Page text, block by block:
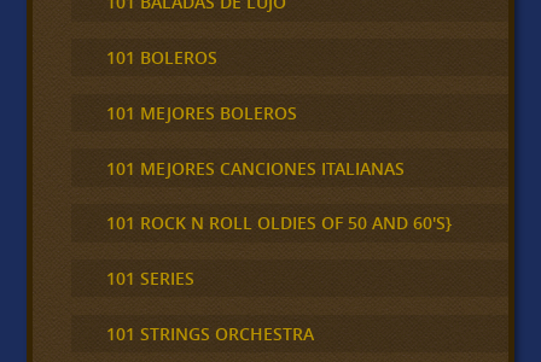
101 BOLEROS
101 MEJORES BOLEROS
101 MEJORES CANCIONES ITALIANAS
101 ROCK N ROLL OLDIES OF 50 AND 60'S}
101 SERIES
101 STRINGS ORCHESTRA